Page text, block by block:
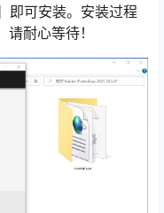
即可安装。安装过程
耐心等待！